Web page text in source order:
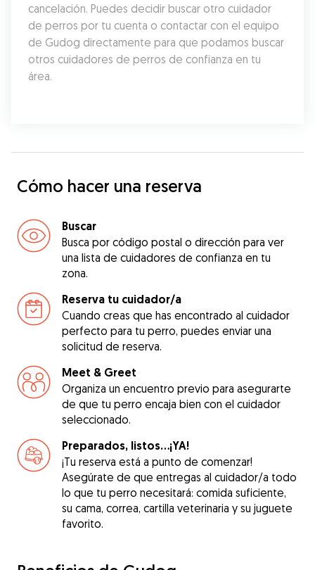
cancelación. Puedes decidir buscar otro cuidador
de perros por tu cuenta o contactar con el equipo
de Gudog directamente para que podamos buscar
otros cuidadores de perros de confianza en tu
área.
Cómo hacer una reserva
Buscar
Busca por código postal o dirección para ver
una lista de cuidadores de confianza en tu
zona.
Reserva tu cuidador/a
Cuando creas que has encontrado al cuidador
perfecto para tu perro, puedes enviar una
solicitud de reserva.
Meet & Greet
Organiza un encuentro previo para asegurarte
de que tu perro encaja bien con el cuidador
seleccionado.
Preparados, listos...¡YA!
¡Tu reserva está a punto de comenzar!
Asegúrate de que entregas al cuidador/a todo
lo que tu perro necesitará: comida suficiente,
su cama, correa, cartilla veterinaria y su juguete
favorito.